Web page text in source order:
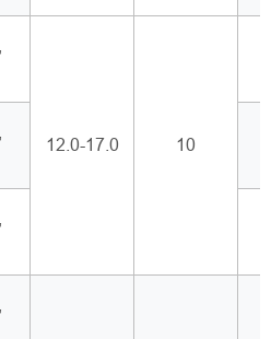
12.0-17.0 10